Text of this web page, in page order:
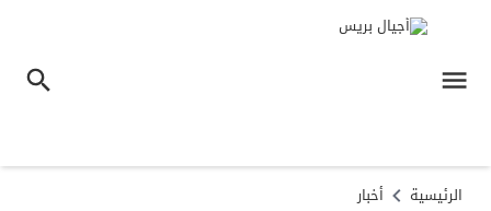
الرئيسية أخبار